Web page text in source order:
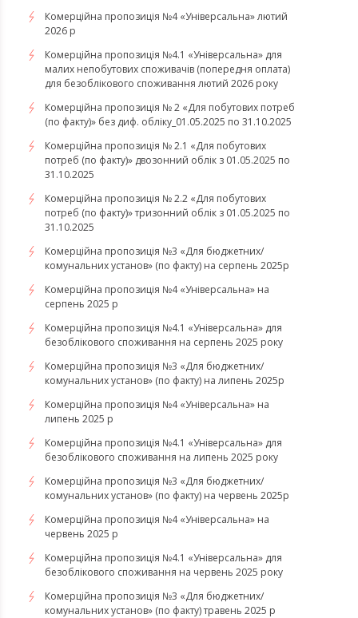
Комерційна пропозиція №4 «Універсальна» лютий
2026 р
Комерційна пропозиція №4.1 «Універсальна» для
малих непобутових споживачів (попередня оплата)
для безоблікового споживання лютий 2026 року
Комерційна пропозиція № 2 «Для побутових потреб
(по факту)» без диф. обліку_01.05.2025 по 31.10.2025
Комерційна пропозиція № 2.1 «Для побутових
потреб (по факту)» двозонний облік з 01.05.2025 по
31.10.2025
Комерційна пропозиція № 2.2 «Для побутових
потреб (по факту)» тризонний облік з 01.05.2025 по
31.10.2025
Комерційна пропозиція №3 «Для бюджетних/
комунальних установ» (по факту) на серпень 2025р
Комерційна пропозиція №4 «Універсальна» на
серпень 2025 р
Комерційна пропозиція №4.1 «Універсальна» для
безоблікового споживання на серпень 2025 року
Комерційна пропозиція №3 «Для бюджетних/
комунальних установ» (по факту) на липень 2025р
Комерційна пропозиція №4 «Універсальна» на
липень 2025 р
Комерційна пропозиція №4.1 «Універсальна» для
безоблікового споживання на липень 2025 року
Комерційна пропозиція №3 «Для бюджетних/
комунальних установ» (по факту) на червень 2025р
Комерційна пропозиція №4 «Універсальна» на
червень 2025 р
Комерційна пропозиція №4.1 «Універсальна» для
безоблікового споживання на червень 2025 року
Комерційна пропозиція №3 «Для бюджетних/
комунальних установ» (по факту) травень 2025 р